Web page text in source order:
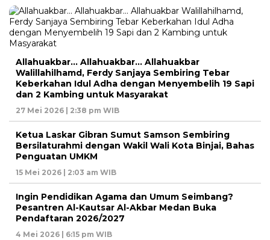
Allahuakbar… Allahuakbar… Allahuakbar
Walillahilhamd, Ferdy Sanjaya Sembiring Tebar
Keberkahan Idul Adha dengan Menyembelih 19 Sapi
dan 2 Kambing untuk Masyarakat
27 Mei 2026 | 2:38 pm WIB
Ketua Laskar Gibran Sumut Samson Sembiring
Bersilaturahmi dengan Wakil Wali Kota Binjai, Bahas
Penguatan UMKM
15 Mei 2026 | 2:03 am WIB
Ingin Pendidikan Agama dan Umum Seimbang?
Pesantren Al-Kautsar Al-Akbar Medan Buka
Pendaftaran 2026/2027
4 Mei 2026 | 6:15 pm WIB